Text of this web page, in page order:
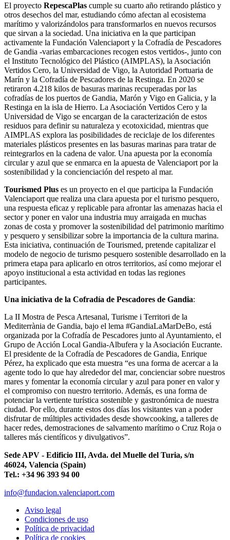
El proyecto RepescaPlas cumple su cuarto año retirando plástico y
otros desechos del mar, estudiando cómo afectan al ecosistema
marítimo y valorizándolos para transformarlos en nuevos recursos
que sirvan a la sociedad. Una iniciativa en la que participan
activamente la Fundación Valenciaport y la Cofradía de Pescadores
de Gandia -varias embarcaciones recogen estos vertidos-, junto con
el Instituto Tecnológico del Plástico (AIMPLAS), la Asociación
Vertidos Cero, la Universidad de Vigo, la Autoridad Portuaria de
Marín y la Cofradía de Pescadores de la Restinga. En 2020 se
retiraron 4.218 kilos de basuras marinas recuperadas por las
cofradías de los puertos de Gandia, Marón y Vigo en Galicia, y la
Restinga en la isla de Hierro. La Asociación Vertidos Cero y la
Universidad de Vigo se encargan de la caracterización de estos
residuos para definir su naturaleza y ecotoxicidad, mientras que
AIMPLAS explora las posibilidades de reciclaje de los diferentes
materiales plásticos presentes en las basuras marinas para tratar de
reintegrarlos en la cadena de valor. Una apuesta por la economía
circular y azul que se enmarca en la apuesta de Valenciaport por la
sostenibilidad y la concienciación del respeto al mar.
Tourismed Plus es un proyecto en el que participa la Fundación
Valenciaport que realiza una clara apuesta por el turismo pesquero,
una respuesta eficaz y replicable para afrontar las amenazas hacia el
sector y poner en valor una industria muy arraigada en muchas
zonas de costa y promover la sostenibilidad del patrimonio marítimo
y pesquero y sensibilizar sobre la importancia de la cultura marina.
Esta iniciativa, continuación de Tourismed, pretende capitalizar el
modelo de negocio de turismo pesquero sostenible desarrollado en la
primera etapa para aplicarlo en otros territorios, así como mejorar el
apoyo institucional a esta actividad en todas las regiones
participantes.
Una iniciativa de la Cofradía de Pescadores de Gandia:
La II Mostra de Pesca Artesanal, Turisme i Territori de la
Mediterrània de Gandia, bajo el lema #GandiaLaMarDeBo, está
organizada por la Cofradía de Pescadores junto al Ayuntamiento, el
Grupo de Acción Local Gandia-Albufera y la Asociación Eucrante.
El presidente de la Cofradía de Pescadores de Gandia, Enrique
Pérez, ha explicado que esta muestra “es una forma de acercar a la
agente todo lo que hay alrededor del mar, concienciar sobre nuestros
mares y fomentar la economía circular y azul para poner en valor y
el compromiso con nuestro territorio. Además, es una forma de
potenciar la vertiente turística sostenible y gastronómica de nuestra
ciudad. Por ello, durante estos dos días los visitantes van a poder
disfrutar de múltiples actividades desde showcooking, a talleres de
hacer redes, demostraciones de salvamento marítimo o Cruz Roja o
talleres más científicos y divulgativos”.
Sede APV - Edificio III, Avda. del Muelle del Turia, s/n
46024, Valencia (Spain)
Tel.: +34 96 393 94 00
info@fundacion.valenciaport.com
Aviso legal
Condiciones de uso
Política de privacidad
Política de cookies